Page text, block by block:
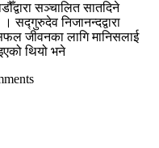
सञ्चालित सातदिने
। सद्गुरुदेव निजानन्दद्वारा
जीवनका लागि मानिसलाई
थियो भने